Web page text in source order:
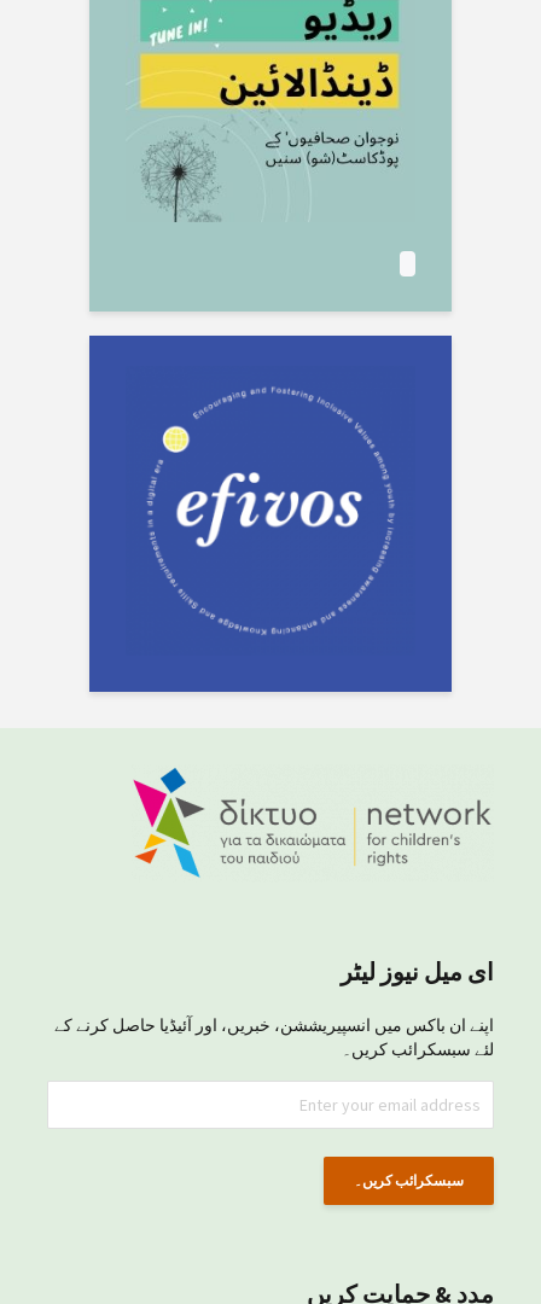
ای میل نیوز لیٹر
اپنے ان باکس میں انسپیریششن، خبریں، اور آئیڈیا حاصل کرنے کے
لئے سبسکرائب کریں۔
مدد & حمایت کریں